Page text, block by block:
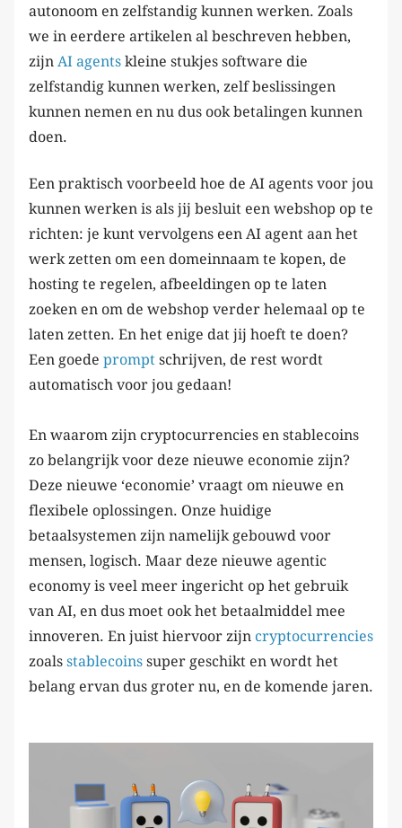
autonoom en zelfstandig kunnen werken. Zoals
we in eerdere artikelen al beschreven hebben,
zijn AI agents kleine stukjes software die
zelfstandig kunnen werken, zelf beslissingen
kunnen nemen en nu dus ook betalingen kunnen
doen.
Een praktisch voorbeeld hoe de AI agents voor jou
kunnen werken is als jij besluit een webshop op te
richten: je kunt vervolgens een AI agent aan het
werk zetten om een domeinnaam te kopen, de
hosting te regelen, afbeeldingen op te laten
zoeken en om de webshop verder helemaal op te
laten zetten. En het enige dat jij hoeft te doen?
Een goede prompt schrijven, de rest wordt
automatisch voor jou gedaan!
En waarom zijn cryptocurrencies en stablecoins
zo belangrijk voor deze nieuwe economie zijn?
Deze nieuwe ‘economie’ vraagt om nieuwe en
flexibele oplossingen. Onze huidige
betaalsystemen zijn namelijk gebouwd voor
mensen, logisch. Maar deze nieuwe agentic
economy is veel meer ingericht op het gebruik
van AI, en dus moet ook het betaalmiddel mee
innoveren. En juist hiervoor zijn cryptocurrencies
zoals stablecoins super geschikt en wordt het
belang ervan dus groter nu, en de komende jaren.